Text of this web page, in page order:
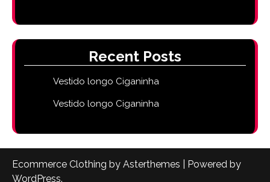
Recent Posts
Vestido longo Ciganinha
Vestido longo Ciganinha
Ecommerce Clothing by Asterthemes | Powered by
WordPress.